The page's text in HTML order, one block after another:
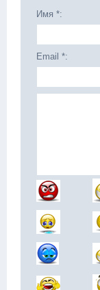
Имя *:
Email *: